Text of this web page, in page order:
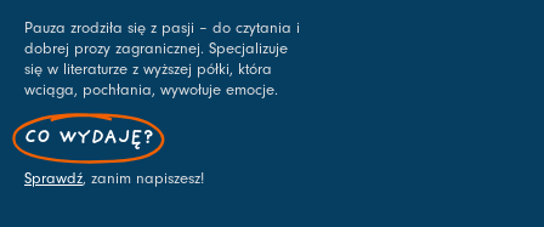
Pauza zrodziła się z pasji – do czytania i
dobrej prozy zagranicznej. Specjalizuje
się w literaturze z wyższej półki, która
wciąga, pochłania, wywołuje emocje.
CO WYDAJĘ?
Sprawdź, zanim napiszesz!